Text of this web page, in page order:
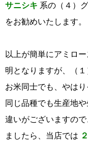
サニシキ 系の（４）
をお勧めいたします。
以上が簡単にアミロ
明となりますが、（
お米同士でも、やはり
同じ品種でも生産地
違いがございますの
ましたら、当店では